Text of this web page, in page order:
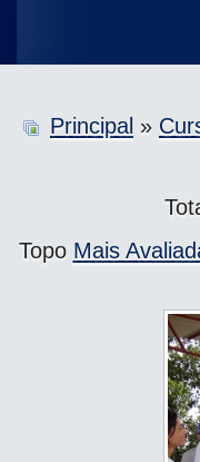
Principal »
Topo Mais